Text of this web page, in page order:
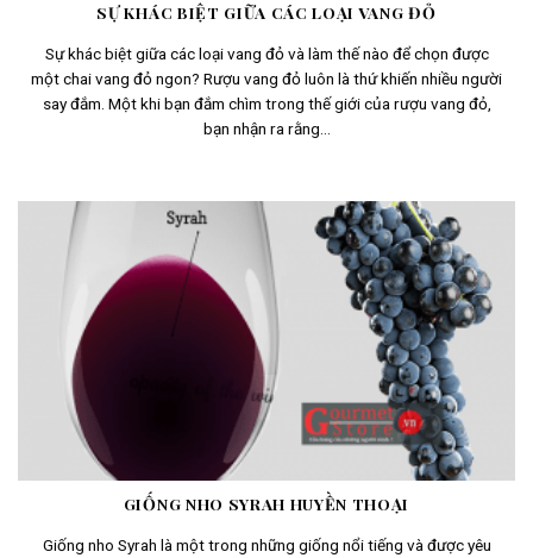
SỰ KHÁC BIỆT GIỮA CÁC LOẠI VANG ĐỎ
Sự khác biệt giữa các loại vang đỏ và làm thế nào để chọn được
một chai vang đỏ ngon? Rượu vang đỏ luôn là thứ khiến nhiều người
say đắm. Một khi bạn đắm chìm trong thế giới của rượu vang đỏ,
bạn nhận ra rằng...
GIỐNG NHO SYRAH HUYỀN THOẠI
Giống nho Syrah là một trong những giống nổi tiếng và được yêu